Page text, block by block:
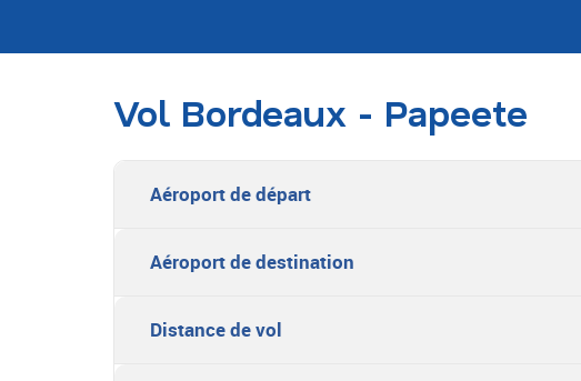
Vol Bordeaux - Papeete
Aéroport de départ
Aéroport de destination
Distance de vol